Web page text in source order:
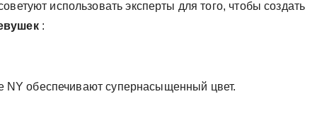
использовать эксперты для того, чтобы создать
:
NY обеспечивают супернасыщенный цвет.